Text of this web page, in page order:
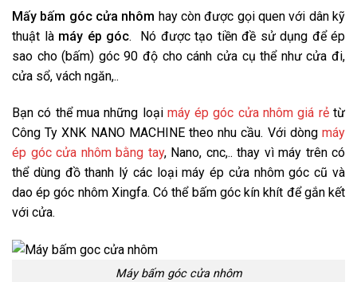
Mấy bấm góc cửa nhôm hay còn được gọi quen với dân kỹ
thuật là máy ép góc. Nó được tạo tiền đề sử dụng để ép
sao cho (bấm) góc 90 độ cho cánh cửa cụ thể như cửa đi,
cửa sổ, vách ngăn,..
Bạn có thể mua những loại máy ép góc cửa nhôm giá rẻtừ
Công Ty XNK NANO MACHINEtheo nhu cầu. Với dòngmáy
ép góc cửa nhôm bằng tay, Nano, cnc,.. thay vì máy trên có
thể dùng đồ thanh lý các loại máy ép cửa nhôm góc cũ và
dao ép góc nhôm Xingfa. Có thể bấm góc kín khít để gắn kết
với cửa.
Máy bấm góc cửa nhôm